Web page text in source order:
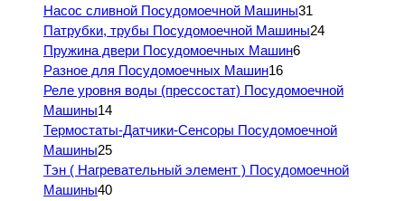
Насос сливной Посудомоечной Машины31
Патрубки, трубы Посудомоечной Машины24
Пружина двери Посудомоечных Машин6
Разное для Посудомоечных Машин16
Реле уровня воды (прессостат) Посудомоечной
Машины14
Термостаты-Датчики-Сенсоры Посудомоечной
Машины25
Тэн ( Нагревательный элемент ) Посудомоечной
Машины40